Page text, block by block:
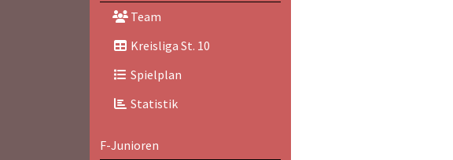
Team
Kreisliga St. 10
Spielplan
Statistik
F-Junioren